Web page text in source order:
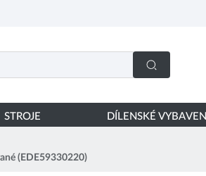
STROJE DÍLENSKÉ VYBAVENÍ
(EDE59330220)